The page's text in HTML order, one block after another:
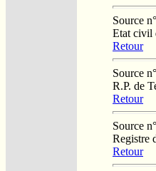
Source
Etat civil
Retour
Source
R.P. de
Retour
Source
Registre
Retour